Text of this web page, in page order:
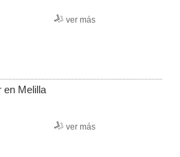
ver más
en Melilla
ver más